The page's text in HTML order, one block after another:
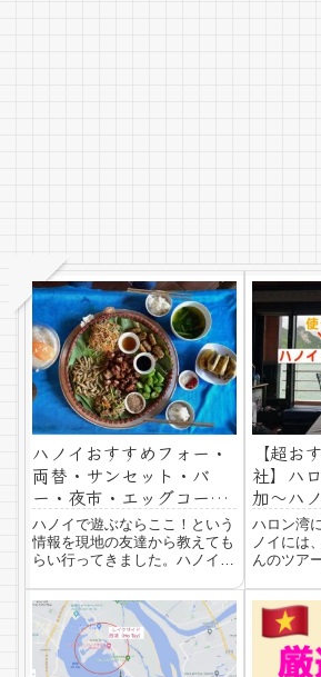
ハノイおすすめフォー・
両替・サンセット・バ
ー・夜市・エッグコーヒ
ー・ビールストリート！
ハノイで遊ぶならここ！という
情報を現地の友達から教えても
らい行ってきました。ハノイは
もたくさんありすぎてどこがい
いのか迷ってしまいます。こん
かい紹介する場所はベトナム人
から教えてもらったのでぜひ、
参考にしてみてく...
【超お
社】ハ
加〜ハ
旅行会
ハロン湾
ノイには
んのツア
良かった
紹介しま
旅行会社
対応も、
でもしど